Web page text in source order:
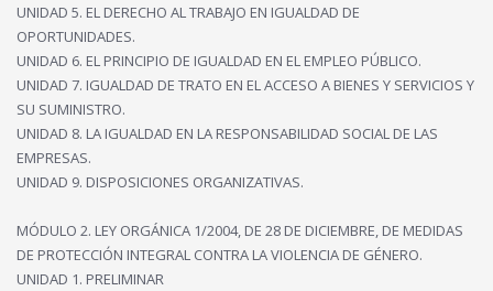
UNIDAD 5. EL DERECHO AL TRABAJO EN IGUALDAD DE
OPORTUNIDADES.
UNIDAD 6. EL PRINCIPIO DE IGUALDAD EN EL EMPLEO PÚBLICO.
UNIDAD 7. IGUALDAD DE TRATO EN EL ACCESO A BIENES Y SERVICIOS Y
SU SUMINISTRO.
UNIDAD 8. LA IGUALDAD EN LA RESPONSABILIDAD SOCIAL DE LAS
EMPRESAS.
UNIDAD 9. DISPOSICIONES ORGANIZATIVAS.
MÓDULO 2. LEY ORGÁNICA 1/2004, DE 28 DE DICIEMBRE, DE MEDIDAS
DE PROTECCIÓN INTEGRAL CONTRA LA VIOLENCIA DE GÉNERO.
UNIDAD 1. PRELIMINAR